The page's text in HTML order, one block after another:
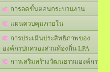
การลดขั้นตอนกระบวนงาน
แผนควบคุมภายใน
การประเมินประสิทธิภาพของ
องค์กรปกครองส่วนท้องถิ่น LPA
การเสริมสร้างวัฒนธรรมองค์กร